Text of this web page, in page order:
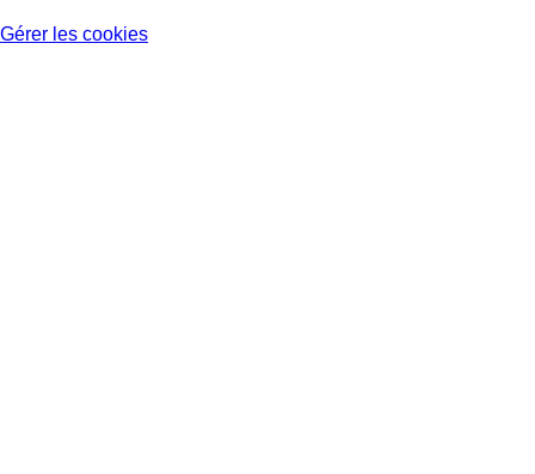
Gérer les cookies